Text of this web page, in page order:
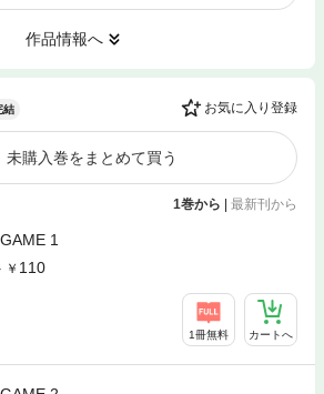
作品情報へ
結 お気に入り登録
未購入巻をまとめて買う
1巻から 最新刊から
1
110
1冊無料 カートへ